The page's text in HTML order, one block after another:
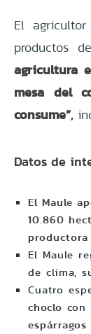
El
productos
agricultura
mesa del
consume”,
Datos de
El Maule
10.860
El Maule
de clima,
Cuatro
choclo con
espárragos